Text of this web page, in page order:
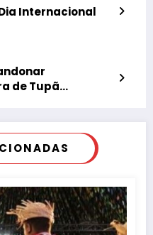
Internacional
de Tupã